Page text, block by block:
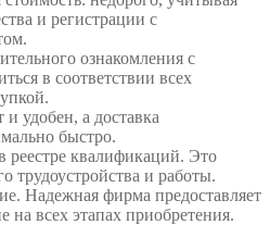
и регистрации с
ознакомления с
в соответствии всех
удобен, а доставка
быстро.
реестре квалификаций. Это
трудоустройства и работы.
Надежная фирма предоставляет
на всех этапах приобретения.